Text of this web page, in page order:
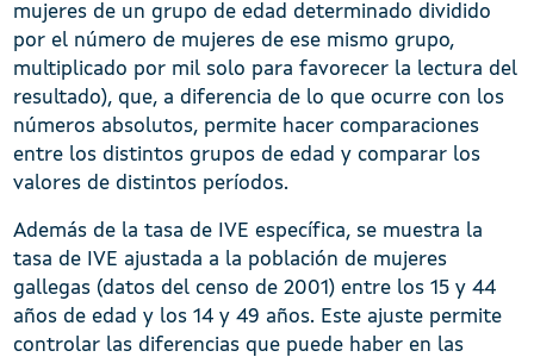
mujeres de un grupo de edad determinado dividido
por el número de mujeres de ese mismo grupo,
multiplicado por mil solo para favorecer la lectura del
resultado), que, a diferencia de lo que ocurre con los
números absolutos, permite hacer comparaciones
entre los distintos grupos de edad y comparar los
valores de distintos períodos.
Además de la tasa de IVE específica, se muestra la
tasa de IVE ajustada a la población de mujeres
gallegas (datos del censo de 2001) entre los 15 y 44
años de edad y los 14 y 49 años. Este ajuste permite
controlar las diferencias que puede haber en las